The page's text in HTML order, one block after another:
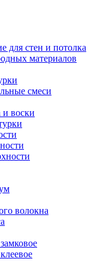
для стен и потолка
материалов
смеси
и воски
волокна